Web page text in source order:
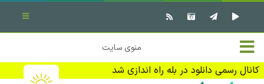
خانه
تماس با ما
منوی سایت
کانال رسمی دانلود در بله راه اندازی شد
✖ بستن منو
نرم افزار کامپیوتر